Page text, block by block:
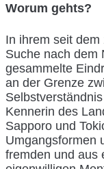
Worum gehts?
In ihrem seit
Suche nach dem
gesammelte
an der Grenze
Kennerin des
Sapporo und
Umgangsformen
fremden und aus